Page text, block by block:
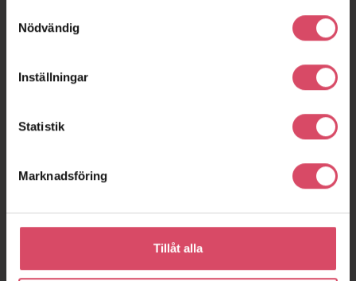
Nödvändig
Inställningar
Statistik
Marknadsföring
Tillåt alla
Exportera din textur och applicera till din 3D-konstruktion. Du
hittar en beskrivning över hur du lägger in bilden i ditt 3D-